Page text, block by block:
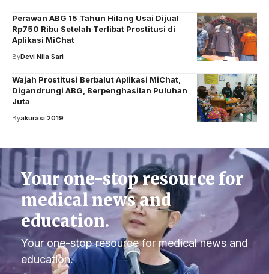
Perawan ABG 15 Tahun Hilang Usai Dijual
Rp750 Ribu Setelah Terlibat Prostitusi di
Aplikasi MiChat
ByDevi Nila Sari
Wajah Prostitusi Berbalut Aplikasi MiChat,
Digandrungi ABG, Berpenghasilan Puluhan
Juta
Byakurasi 2019
Your one-stop resource for
medical news and
education.
Your one-stop resource for medical news and
education.